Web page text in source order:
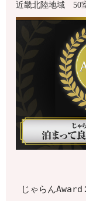
近畿北陸地域 50
じゃらんAward